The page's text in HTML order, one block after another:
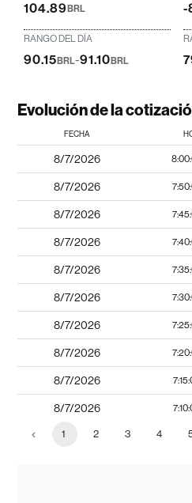
104.89BRL -
RANGO DEL DÍA
90.15BRL-91.10BRL
Evolución de la
FECHA
8/7/2026
8/7/2026
8/7/2026
8/7/2026
8/7/2026
8/7/2026
8/7/2026
8/7/2026
8/7/2026
8/7/2026
1 2 3 4